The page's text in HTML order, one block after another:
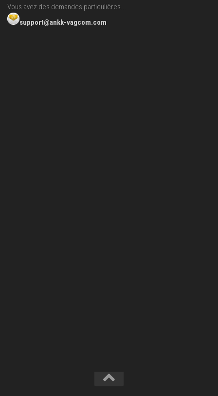
Vous avez des demandes particulières...
support@ankk-vagcom.com